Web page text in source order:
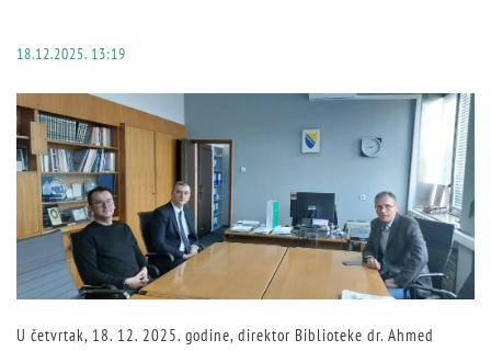
18.12.2025. 13:19
U četvrtak, 18. 12. 2025. godine, direktor Biblioteke dr. Ahmed